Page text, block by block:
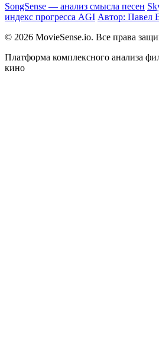
SongSense — анализ смысла песен
индекс прогресса AGI Автор: Павел
© 2026 MovieSense.io. Все права
Платформа комплексного анализа
кино